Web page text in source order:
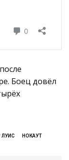
Боец довёл
НОКАУТ